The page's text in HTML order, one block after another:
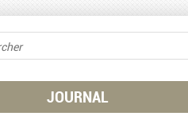
JOURNAL